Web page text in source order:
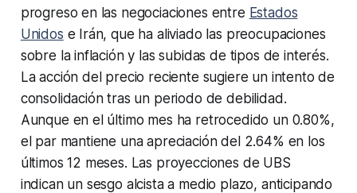
progreso en las negociaciones entre Estados
Unidos e Irán, que ha aliviado las preocupaciones
sobre la inflación y las subidas de tipos de interés.
La acción del precio reciente sugiere un intento de
consolidación tras un periodo de debilidad.
Aunque en el último mes ha retrocedido un 0.80%,
el par mantiene una apreciación del 2.64% en los
últimos 12 meses. Las proyecciones de UBS
indican un sesgo alcista a medio plazo, anticipando